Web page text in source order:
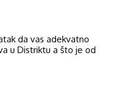
da vas adekvatno
u Distriktu a što je od